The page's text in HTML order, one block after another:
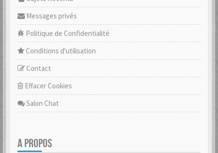
Messages privés
Politique de Confidentialité
Conditions d'utilisation
Contact
Effacer Cookies
Salon Chat
A PROPOS